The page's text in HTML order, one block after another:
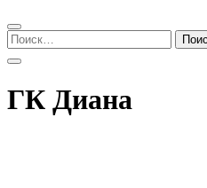
Найти:
ГК Диана